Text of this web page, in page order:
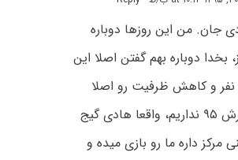
جان. من این روزها دوباره
بخدا دوباره بهم گفتن اصلا این
۲۰ نفر و کاهش ظرفیت رو اصلا
توی پذیرش ۹۵ نداریم، واقعا هادی گیج
مرکز داره ما رو بازی میده و